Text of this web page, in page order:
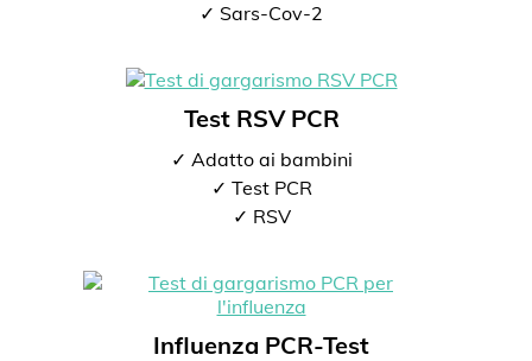
✓ Sars-Cov-2
Test RSV PCR
✓ Adatto ai bambini
✓ Test PCR
✓ RSV
Influenza PCR-Test